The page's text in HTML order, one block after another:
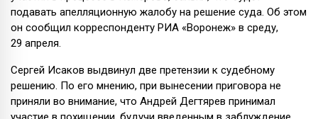
подавать апелляционную жалобу на решение суда. Об этом
он сообщил корреспонденту РИА «Воронеж» в среду,
29 апреля.
Сергей Исаков выдвинул две претензии к судебному
решению. По его мнению, при вынесении приговора не
приняли во внимание, что Андрей Дегтярев принимал